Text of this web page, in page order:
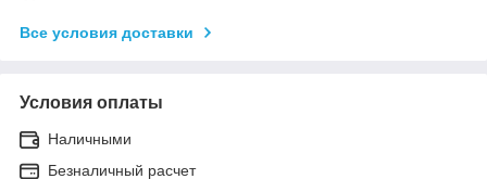
Все условия доставки
Условия оплаты
Наличными
Безналичный расчет